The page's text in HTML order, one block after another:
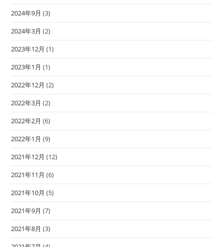
2024年9月 (3)
2024年3月 (2)
2023年12月 (1)
2023年1月 (1)
2022年12月 (2)
2022年3月 (2)
2022年2月 (6)
2022年1月 (9)
2021年12月 (12)
2021年11月 (6)
2021年10月 (5)
2021年9月 (7)
2021年8月 (3)